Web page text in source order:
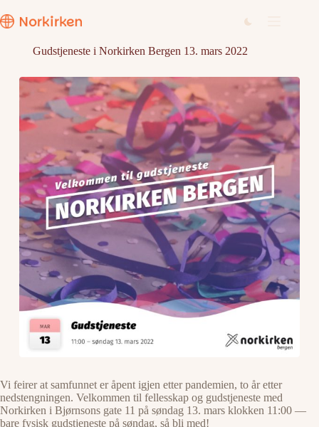
til
innholdet
Gudstjeneste i Norkirken Bergen 13. mars 2022
Vi feirer at samfunnet er åpent igjen etter pandemien, to år etter
nedstengningen. Velkommen til fellesskap og gudstjeneste med
Norkirken i Bjørnsons gate 11 på søndag 13. mars klokken 11:00 —
bare fysisk gudstjeneste på søndag, så bli med!